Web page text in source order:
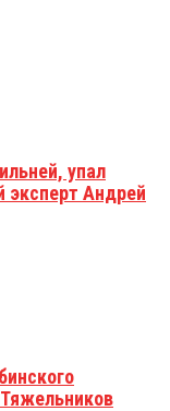
упал
эксперт Андрей
Тяжельников